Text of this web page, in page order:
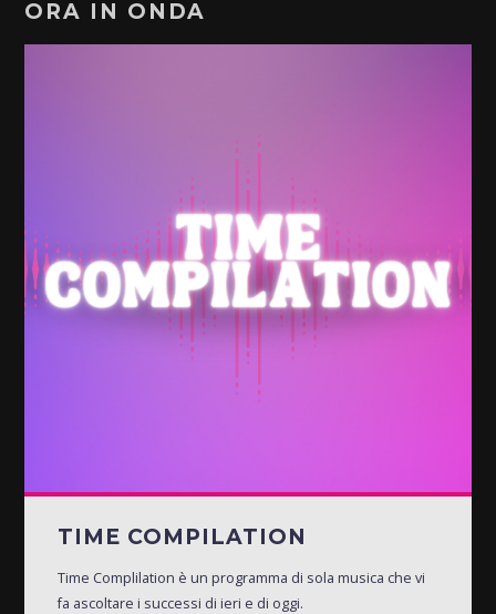
ORA IN ONDA
TIME COMPILATION
Time Complilation è un programma di sola musica che vi
fa ascoltare i successi di ieri e di oggi.